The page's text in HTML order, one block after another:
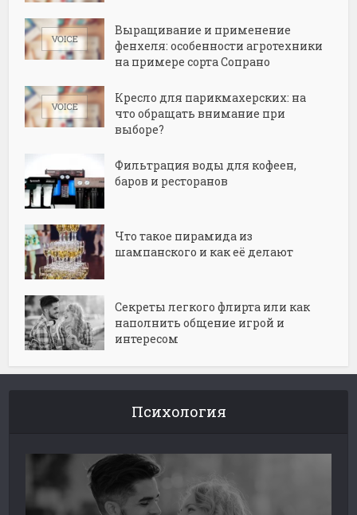
Выращивание и применение
фенхеля: особенности агротехники
на примере сорта Сопрано
Кресло для парикмахерских: на
что обращать внимание при
выборе?
Фильтрация воды для кофеен,
баров и ресторанов
Что такое пирамида из
шампанского и как её делают
Секреты легкого флирта или как
наполнить общение игрой и
интересом
Психология